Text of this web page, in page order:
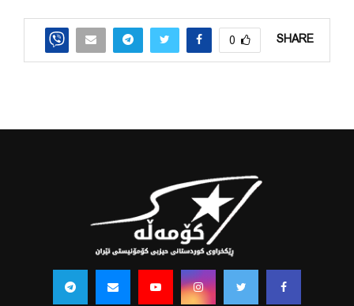
SHARE
0